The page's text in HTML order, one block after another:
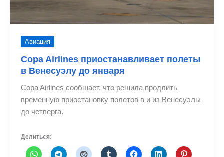
Авиация
Copa Airlines приостанавливает полеты
в Венесуэлу до января
Copa Airlines сообщает, что решила продлить
временную приостановку полетов в и из Венесуэлы
до четверга.
Делиться: